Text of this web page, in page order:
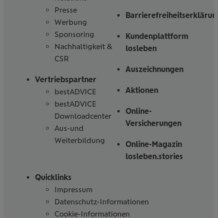
Presse
Werbung
Sponsoring
Nachhaltigkeit &
CSR
Vertriebspartner
bestADVICE
bestADVICE
Downloadcenter
Aus-und
Weiterbildung
Kundenplattform
losleben
Auszeichnungen
Aktionen
Online-
Versicherungen
Online-Magazin
losleben.stories
Quicklinks
Impressum
Datenschutz-Informationen
Cookie-Informationen